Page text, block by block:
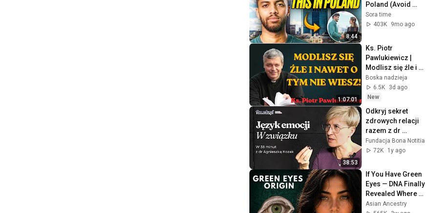
8:44
Poland (Avoid
These Mistakes or
run away!)
Sora time
403K
9mo ago
1:07:01
Ks. Piotr
Pawlukiewicz |
Modlisz się źle i
nawet o tym nie
wiesz! Ks.
Pawlukiewicz
Boska nadzieja
6.5K
3d ago
New
38:53
Odkryj sekret
zdrowych relacji
razem z dr
Agnieszką Kozak
Fundacja Bona Notitia
72K
1y ago
If You Have Green
Eyes — DNA Finally
Revealed Where
They Really Come
Asian Ancestry